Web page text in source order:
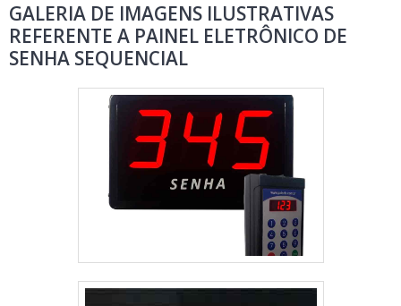
GALERIA DE IMAGENS ILUSTRATIVAS
REFERENTE A PAINEL ELETRÔNICO DE
SENHA SEQUENCIAL